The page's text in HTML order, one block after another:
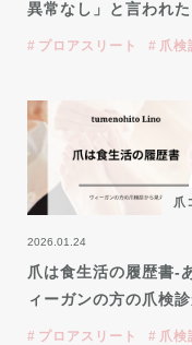
異常なし」と言われた
プロアスリート 爪検
爪
2026.01.24
爪は食生活の履歴書-
ィーガンの方の爪検
プロアスリート 爪検